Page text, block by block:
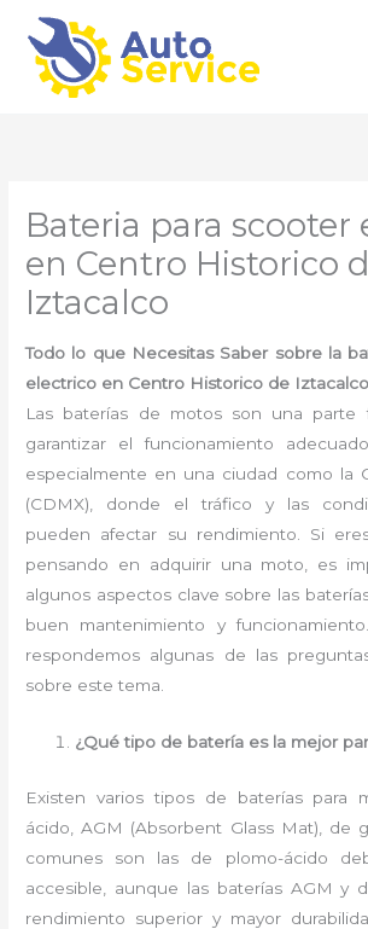
contenido
Bateria para scooter
en Centro Historico
Iztacalco
Todo lo que Necesitas Saber sobre la
electrico en Centro Historico de Iztacalco
Las baterías de motos son una parte
garantizar el funcionamiento
especialmente en una ciudad como la
(CDMX), donde el tráfico y las
pueden afectar su rendimiento. Si
pensando en adquirir una moto, es
algunos aspectos clave sobre las
buen mantenimiento y
respondemos algunas de las
sobre este tema.
¿Qué tipo de batería es la mejor
Existen varios tipos de baterías para
ácido, AGM (Absorbent Glass Mat), de
comunes son las de plomo-ácido
accesible, aunque las baterías AGM y
rendimiento superior y mayor